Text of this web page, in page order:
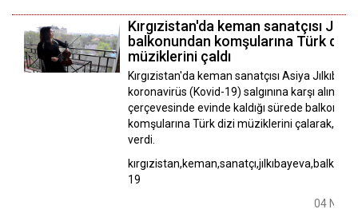
Kırgızistan'da keman sanatçısı
balkonundan komşularına Türk dizi
müziklerini çaldı
Kırgızistan'da keman sanatçısı Asiya
koronavirüs (Kovid-19) salgınına karşı alınan
çerçevesinde evinde kaldığı sürede balkondan
komşularına Türk dizi müziklerini çalarak,
verdi.
kırgızistan,keman,sanatçı,jılkıbayeva,balkon,
19
04